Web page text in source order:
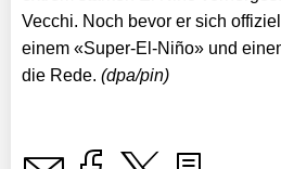
Vecchi. Noch bevor er sich
einem «Super-El-Niño» und
die Rede. (dpa/pin)